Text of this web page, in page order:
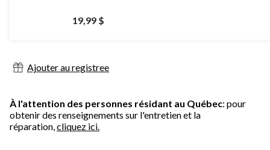
19,99 $
Ajouter au registree
À l'attention des personnes résidant au Québec: pour
obtenir des renseignements sur l'entretien et la
réparation,cliquez ici.